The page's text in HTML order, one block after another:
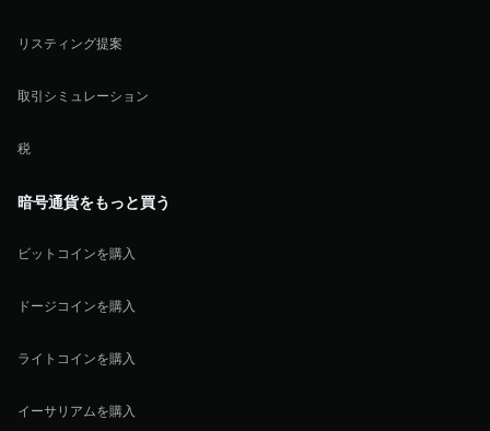
リスティング提案
取引シミュレーション
税
暗号通貨をもっと買う
ビットコインを購入
ドージコインを購入
ライトコインを購入
イーサリアムを購入